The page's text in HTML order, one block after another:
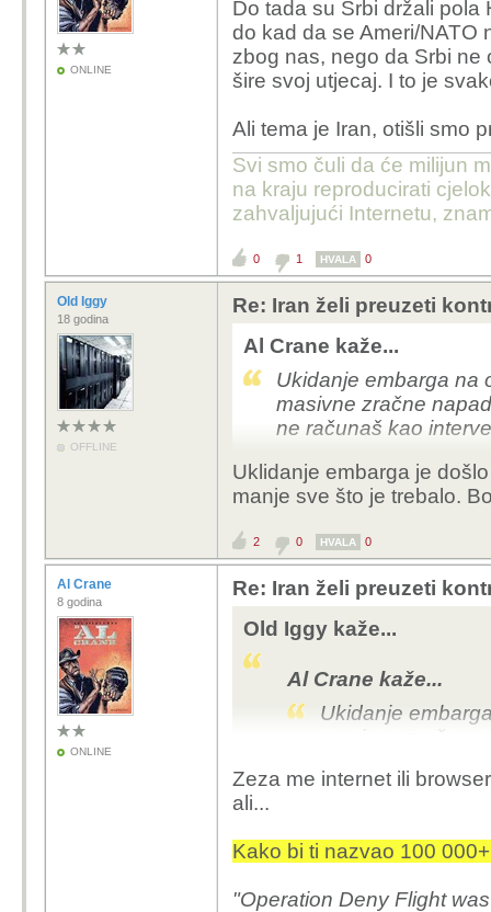
ONLINE
Do tada su Srbi držali pola
do kad da se Ameri/NATO
zbog nas, nego da Srbi ne
šire svoj utjecaj. I to je
Ali tema je Iran, otišli smo
Svi smo čuli da će milijun
na kraju reproducirati
zahvaljujući Internetu,
0 1 HVALA 0
Old Iggy
18 godina
OFFLINE
Re: Iran želi preuzeti
Al Crane kaže...
Ukidanje embarga na
masivne zračne
ne računaš kao
Uklidanje embarga je
manje sve što je trebalo.
2 0 HVALA 0
Al Crane
8 godina
ONLINE
Re: Iran želi preuzeti
Old Iggy kaže...
Al Crane kaže...
Ukidanje
masivne zračne
više - manje sve što
Zeza me internet ili
ali...
Kako bi ti nazvao 100
"Operation Deny Flight